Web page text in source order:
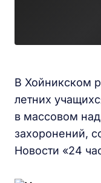
В Хойникском
летних
в массовом
захоронений,
Новости «24